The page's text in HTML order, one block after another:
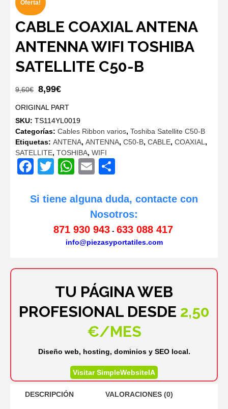
Oferta!
CABLE COAXIAL ANTENA
ANTENNA WIFI TOSHIBA
SATELLITE C50-B
9,60€
El
original
era:
9,60€.
8,99€
actual
es:
8,99€.
ORIGINAL PART
SKU: TS114YL0019
Categorías: Cables Ribbon varios, Toshiba Satellite C50-B
Etiquetas: ANTENA, ANTENNA, C50-B, CABLE, COAXIAL ,
SATELLITE, TOSHIBA, WIFI
Facebook
TwitterWhatsApp
Email
Si tiene alguna duda, contacte con
Nosotros:
871 930 943- 633 088 417
info@piezasyportatiles.com
TU PÁGINA WEB
PROFESIONAL DESDE 2,50
€/MES
Diseño web, hosting, dominios y SEO local.
Visitar SimpleWebsiteIA
DESCRIPCIÓN VALORACIONES (0)